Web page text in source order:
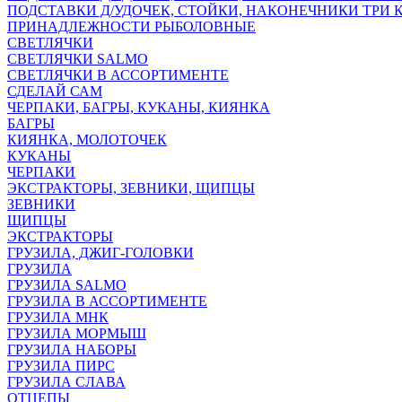
ПОДСТАВКИ Д/УДОЧЕК, СТОЙКИ, НАКОНЕЧНИКИ ТРИ
ПРИНАДЛЕЖНОСТИ РЫБОЛОВНЫЕ
СВЕТЛЯЧКИ
СВЕТЛЯЧКИ SALMO
СВЕТЛЯЧКИ В АССОРТИМЕНТЕ
СДЕЛАЙ САМ
ЧЕРПАКИ, БАГРЫ, КУКАНЫ, КИЯНКА
БАГРЫ
КИЯНКА, МОЛОТОЧЕК
КУКАНЫ
ЧЕРПАКИ
ЭКСТРАКТОРЫ, ЗЕВНИКИ, ЩИПЦЫ
ЗЕВНИКИ
ЩИПЦЫ
ЭКСТРАКТОРЫ
ГРУЗИЛА, ДЖИГ-ГОЛОВКИ
ГРУЗИЛА
ГРУЗИЛА SALMO
ГРУЗИЛА В АССОРТИМЕНТЕ
ГРУЗИЛА МНК
ГРУЗИЛА МОРМЫШ
ГРУЗИЛА НАБОРЫ
ГРУЗИЛА ПИРС
ГРУЗИЛА СЛАВА
ОТЦЕПЫ